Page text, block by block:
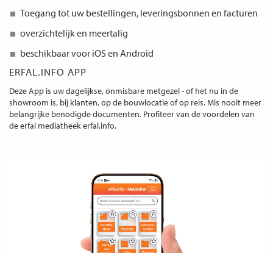
Toegang tot uw bestellingen, leveringsbonnen en facturen
overzichtelijk en meertalig
beschikbaar voor iOS en Android
ERFAL.INFO APP
Deze App is uw dagelijkse, onmisbare metgezel - of het nu in de
showroom is, bij klanten, op de bouwlocatie of op reis. Mis nooit meer
belangrijke benodigde documenten. Profiteer van de voordelen van
de erfal mediatheek erfal.info.